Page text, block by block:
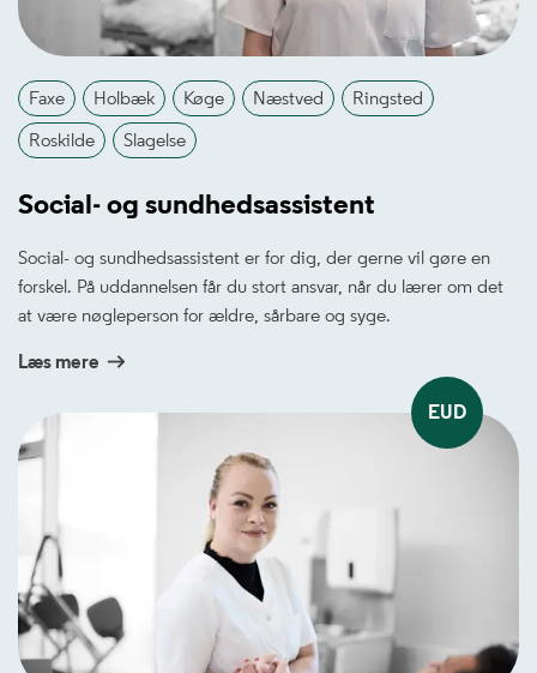
Faxe Holbæk Køge Næstved
Ringsted
Roskilde
Slagelse
Social- og sundhedsassistent
Social- og sundhedsassistent er for dig, der gerne vil gøre en
forskel. På uddannelsen får du stort ansvar, når du lærer om det
at være nøgleperson for ældre, sårbare og syge.
Læs mere
EUD